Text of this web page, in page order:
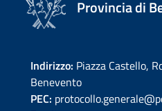
Provincia di
Indirizzo: Piazza Castello,
Benevento
PEC: